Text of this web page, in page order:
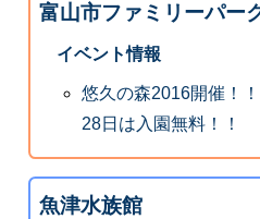
富山市ファミリーパー
イベント情報
悠久の森2016開催！
28日は入園無料！！
魚津水族館